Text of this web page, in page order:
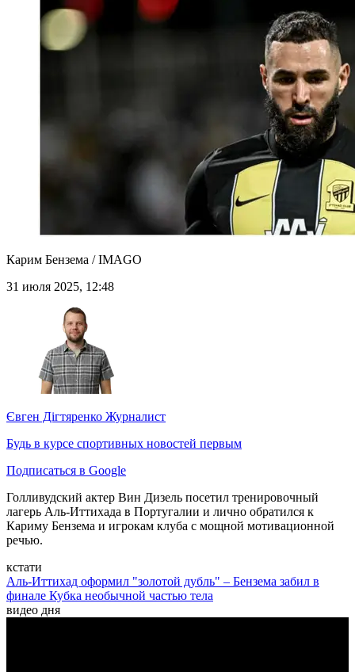
Карим Бензема / IMAGO
31 июля 2025, 12:48
Євген Дігтяренко Журналист
Будь в курсе спортивных новостей первым
Подписаться в Google
Голливудский актер Вин Дизель посетил тренировочный
лагерь Аль-Иттихада в Португалии и лично обратился к
Кариму Бензема и игрокам клуба с мощной мотивационной
речью.
кстати
Аль-Иттихад оформил "золотой дубль" – Бензема забил в
финале Кубка необычной частью тела
видео дня